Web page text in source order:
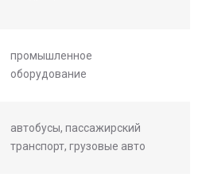
промышленное
оборудование
автобусы, пассажирский
транспорт, грузовые авто